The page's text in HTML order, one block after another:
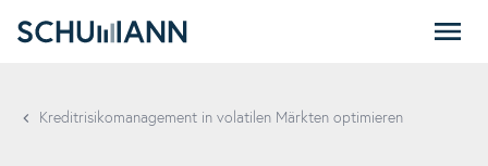
Kreditrisikomanagement in volatilen Märkten optimieren